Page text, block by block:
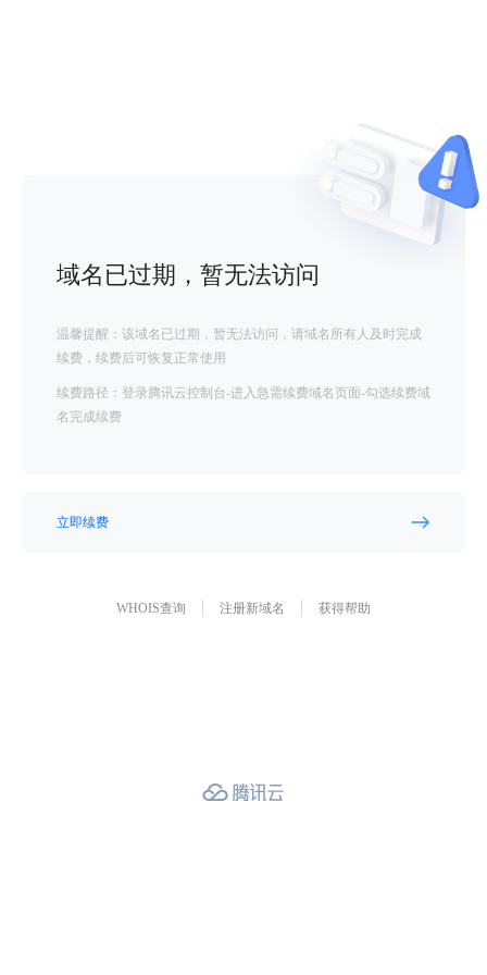
域名已过期，暂无法访问
温馨提醒：该域名已过期，暂无法访问，请域名所有人及时完成
续费，续费后可恢复正常使用
续费路径：登录腾讯云控制台-进入急需续费域名页面-勾选续费域
名完成续费
立即续费
WHOIS查询 注册新域名 获得帮助